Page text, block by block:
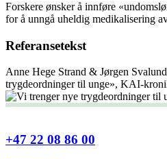
Forskere ønsker å innføre
for å unngå uheldig medikalisering
Referansetekst
Anne Hege Strand & Jørgen
trygdeordninger til unge», KAI-
+47 22 08 86 00